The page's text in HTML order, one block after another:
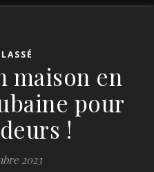
maison en
pour
!
2023